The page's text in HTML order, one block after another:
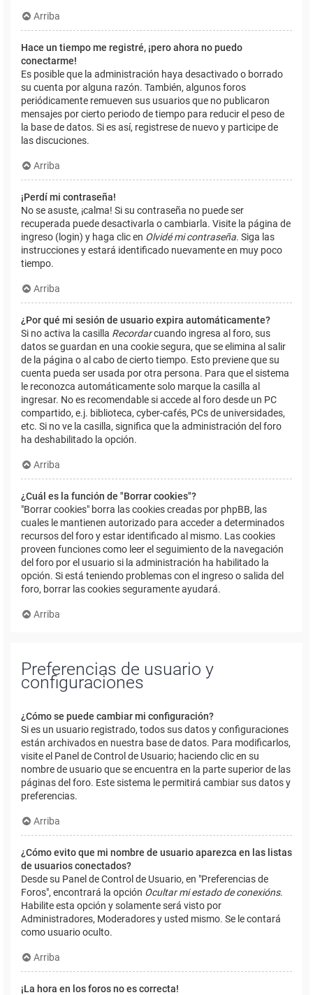
Arriba
Hace un tiempo me registré, ¡pero ahora no puedo
conectarme!
Es posible que la administración haya desactivado o borrado
su cuenta por alguna razón. También, algunos foros
periódicamente remueven sus usuarios que no publicaron
mensajes por cierto periodo de tiempo para reducir el peso de
la base de datos. Si es así, registrese de nuevo y participe de
las discuciones.
Arriba
¡Perdí mi contraseña!
No se asuste, ¡calma! Si su contraseña no puede ser
recuperada puede desactivarla o cambiarla. Visite la página de
ingreso (login) y haga clic en Olvidé mi contraseña. Siga las
instrucciones y estará identificado nuevamente en muy poco
tiempo.
Arriba
¿Por qué mi sesión de usuario expira automáticamente?
Si no activa la casilla Recordarcuando ingresa al foro, sus
datos se guardan en una cookie segura, que se elimina al salir
de la página o al cabo de cierto tiempo. Esto previene que su
cuenta pueda ser usada por otra persona. Para que el sistema
le reconozca automáticamente solo marque la casilla al
ingresar. No es recomendable si accede al foro desde un PC
compartido, e.j. biblioteca, cyber-cafés, PCs de universidades,
etc. Si no ve la casilla, significa que la administración del foro
ha deshabilitado la opción.
Arriba
¿Cuál es la función de "Borrar cookies"?
"Borrar cookies" borra las cookies creadas por phpBB, las
cuales le mantienen autorizado para acceder a determinados
recursos del foro y estar identificado al mismo. Las cookies
proveen funciones como leer el seguimiento de la navegación
del foro por el usuario si la administración ha habilitado la
opción. Si está teniendo problemas con el ingreso o salida del
foro, borrar las cookies seguramente ayudará.
Arriba
Preferencias de usuario y
configuraciones
¿Cómo se puede cambiar mi configuración?
Si es un usuario registrado, todos sus datos y configuraciones
están archivados en nuestra base de datos. Para modificarlos,
visite el Panel de Control de Usuario; haciendo clic en su
nombre de usuario que se encuentra en la parte superior de las
páginas del foro. Este sistema le permitirá cambiar sus datos y
preferencias.
Arriba
¿Cómo evito que mi nombre de usuario aparezca en las listas
de usuarios conectados?
Desde su Panel de Control de Usuario, en "Preferencias de
Foros", encontrará la opción Ocultar mi estado de conexións.
Habilite esta opción y solamente será visto por
Administradores, Moderadores y usted mismo. Se le contará
como usuario oculto.
Arriba
¡La hora en los foros no es correcta!